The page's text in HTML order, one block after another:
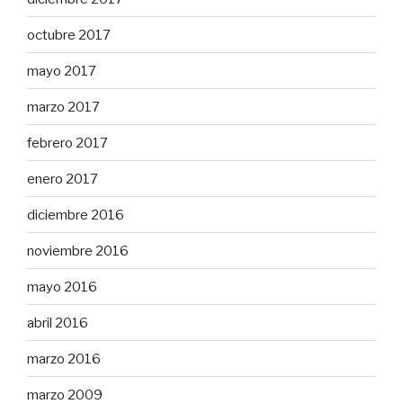
octubre 2017
mayo 2017
marzo 2017
febrero 2017
enero 2017
diciembre 2016
noviembre 2016
mayo 2016
abril 2016
marzo 2016
marzo 2009